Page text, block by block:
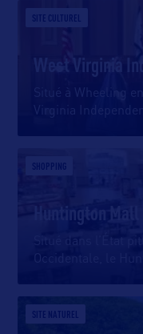
SITE CULTUREL
West Virginia
Situé à Wheeling
Virginia
SHOPPING
Huntington Mall
Occidentale, le
SITE NATUREL